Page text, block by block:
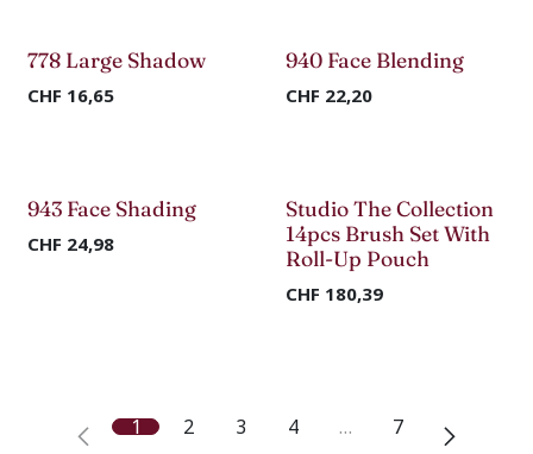
778 Large Shadow
CHF 16,65
940 Face Blending
CHF 22,20
943 Face Shading
CHF 24,98
Studio The Collection
14pcs Brush Set With
Roll-Up Pouch
CHF 180,39
1 2 3 4 … 7